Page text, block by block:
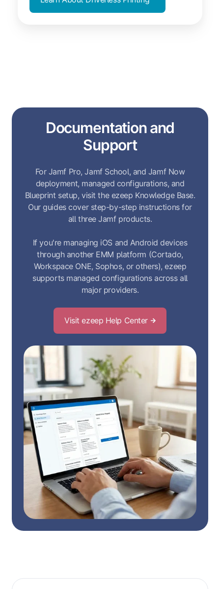
Documentation and
Support
For Jamf Pro, Jamf School, and Jamf Now
deployment, managed configurations, and
Blueprint setup, visit the ezeep Knowledge Base.
Our guides cover step-by-step instructions for
all three Jamf products.
If you're managing iOS and Android devices
through another EMM platform (Cortado,
Workspace ONE, Sophos, or others), ezeep
supports managed configurations across all
major providers.
Visit ezeep Help Center